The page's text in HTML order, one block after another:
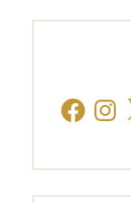
Facebook X